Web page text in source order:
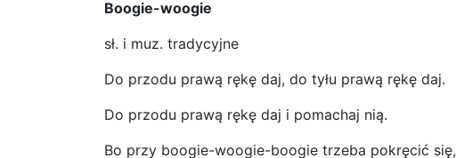
Boogie-woogie
sł. i muz. tradycyjne
Do przodu prawą rękę daj, do tyłu prawą rękę daj.
Do przodu prawą rękę daj i pomachaj nią.
Bo przy boogie-woogie-boogie trzeba pokręcić się,